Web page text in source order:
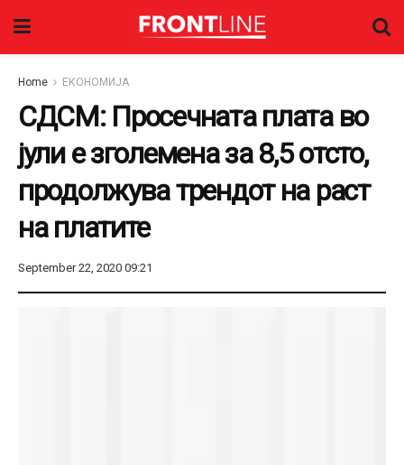
Home ЕКОНОМИЈА
СДСМ: Просечната плата во
јули е зголемена за 8,5 отсто,
продолжува трендот на раст
на платите
September 22, 2020 09:21